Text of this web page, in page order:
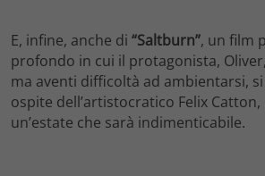
E, infine, anche di “Saltburn”, un film
profondo in cui il protagonista,
ma aventi difficoltà ad ambientarsi,
ospite dell’artistocratico Felix
un’estate che sarà indimenticabile.